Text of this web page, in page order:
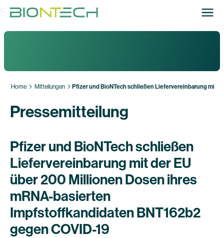
Home Mitteilungen Pfizer und BioNTech schließen Liefervereinbarung mit
Pressemitteilung
Pfizer und BioNTech schließen
Liefervereinbarung mit der EU
über 200 Millionen Dosen ihres
mRNA-basierten
Impfstoffkandidaten BNT162b2
gegen COVID-19